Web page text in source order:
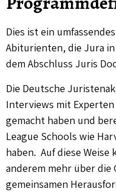
Dies ist ein
Abiturienten, die Jura
dem Abschluss Juris
Die Deutsche
Interviews mit
gemacht haben und
League Schools wie
haben. Auf diese
anderem mehr über die
gemeinsamen